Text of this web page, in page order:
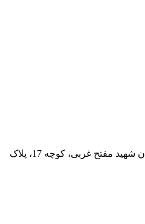
قم، خیابان شهید عطاران، خیابان شهید مفتح غربی، کوچه 17، پلاک